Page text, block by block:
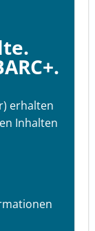
erhalten
Inhalten